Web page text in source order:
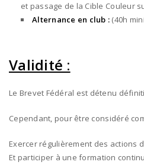
et passage de la Cible Couleur
Alternance en club : (40h
Validité :
Le Brevet Fédéral est détenu
Cependant, pour être considéré
Exercer régulièrement des actions
Et participer à une formation